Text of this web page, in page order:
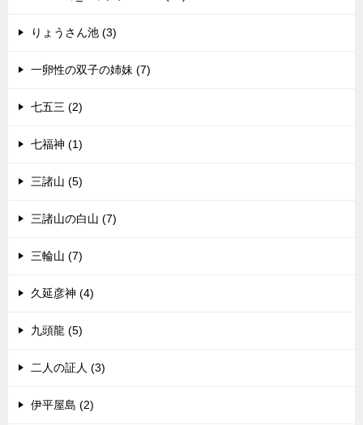
りょうさん池 (3)
一卵性の双子の姉妹 (7)
七五三 (2)
七福神 (1)
三諸山 (5)
三諸山の白山 (7)
三輪山 (7)
久延彦神 (4)
九頭龍 (5)
二人の証人 (3)
伊平屋島 (2)